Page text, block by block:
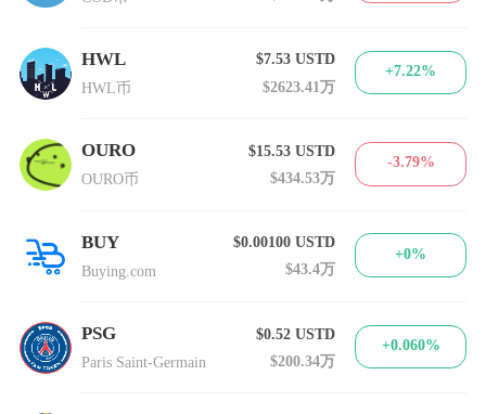
HWL
HWL币
$7.53USTD
$2623.41万
+7.22%
OURO
OURO币
$15.53USTD
$434.53万
-3.79%
BUY
Buying.com
$0.00100USTD
$43.4万
+0%
PSG
Paris Saint-Germain
$0.52USTD
$200.34万
+0.060%